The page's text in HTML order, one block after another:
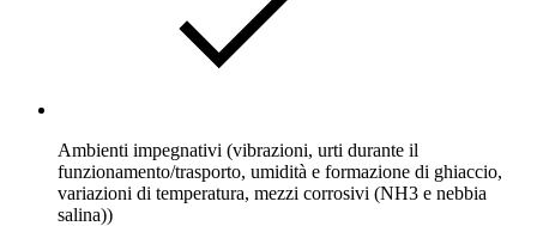
Ambienti impegnativi (vibrazioni, urti durante il
funzionamento/trasporto, umidità e formazione di ghiaccio,
variazioni di temperatura, mezzi corrosivi (NH3 e nebbia
salina))